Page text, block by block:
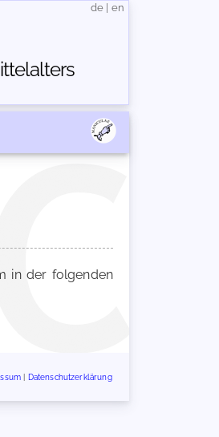
de en
in der folgenden
Datenschutzerklärung